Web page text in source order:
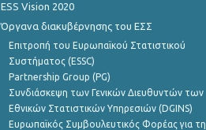
ESS Vision 2020
Όργανα διακυβέρνησης του ΕΣΣ
Επιτροπή του Ευρωπαϊκού Στατιστικού
Συστήματος (ESSC)
Partnership Group (PG)
Συνδιάσκεψη των Γενικών Διευθυντών των
Εθνικών Στατιστικών Υπηρεσιών (DGINS)
Ευρωπαϊκός Συμβουλευτικός Φορέας για τη